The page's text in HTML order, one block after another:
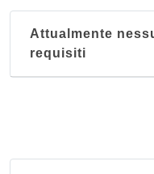
Attualmente
requisiti